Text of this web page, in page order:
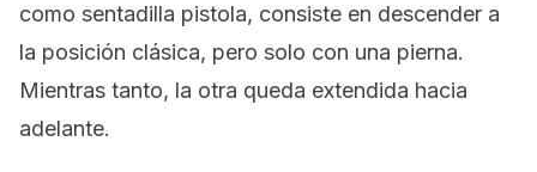
como sentadilla pistola, consiste en descender a
la posición clásica, pero solo con una pierna.
Mientras tanto, la otra queda extendida hacia
adelante.